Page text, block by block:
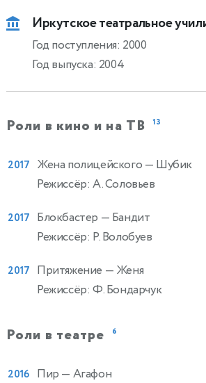
Иркутское театральное
Год поступления: 2000
Год выпуска: 2004
Роли в кино и на ТВ13
2017 Жена полицейского — Шубик
Режиссёр: А. Соловьев
2017 Блокбастер — Бандит
Режиссёр: Р. Волобуев
2017 Притяжение — Женя
Режиссёр: Ф. Бондарчук
Роли в театре 6
2016 Пир — Агафон